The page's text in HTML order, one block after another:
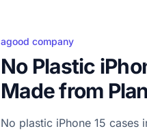
agood company
No Plastic
Made from
No plastic iPhone 15 cases